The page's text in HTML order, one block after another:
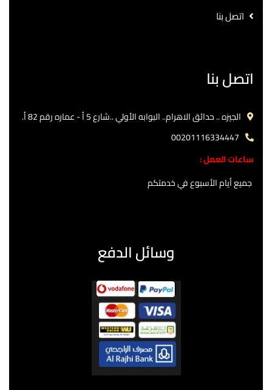
اتصل بنا
اتصل بنا
الجيزه .. حدائق الاهرام.. البوابه الأولي ..شارع 5 أ - عماره رقم 82 أ.
00201116334447
ساعات العمل :
جميع أيام الأسبوع في خدمتكم
وسائل الدفع